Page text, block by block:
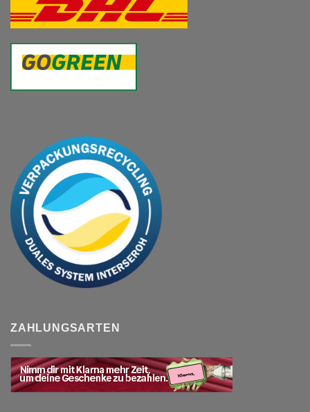
ZAHLUNGSARTEN